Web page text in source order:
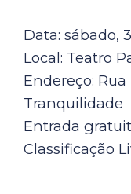
Data: sábado,
Local: Teatro
Endereço:
Tranquilidade
Entrada
Classificação